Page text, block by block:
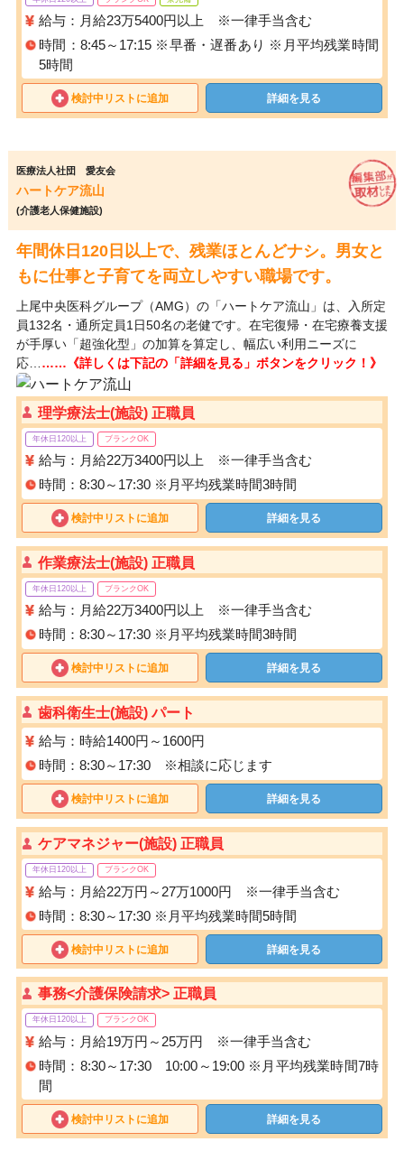
給与：月給23万5400円以上 ※一律手当含む
時間：8:45～17:15 ※早番・遅番あり ※月平均残業時間
5時間
検討中リストに追加 詳細を見る
医療法人社団 愛友会
ハートケア流山
(介護老人保健施設)
年間休日120日以上で、残業ほとんどナシ。男女と
もに仕事と子育てを両立しやすい職場です。
上尾中央医科グループ（AMG）の「ハートケア流山」は、入所定
員132名・通所定員1日50名の老健です。在宅復帰・在宅療養支援
が手厚い「超強化型」の加算を算定し、幅広い利用ニーズに
応… ……《詳しくは下記の「詳細を見る」ボタンをクリック！》
理学療法士(施設) 正職員
年休日120以上 ブランクOK
給与：月給22万3400円以上 ※一律手当含む
時間：8:30～17:30 ※月平均残業時間3時間
検討中リストに追加 詳細を見る
作業療法士(施設) 正職員
年休日120以上 ブランクOK
給与：月給22万3400円以上 ※一律手当含む
時間：8:30～17:30 ※月平均残業時間3時間
検討中リストに追加 詳細を見る
歯科衛生士(施設) パート
給与：時給1400円～1600円
時間：8:30～17:30 ※相談に応じます
検討中リストに追加 詳細を見る
ケアマネジャー(施設) 正職員
年休日120以上 ブランクOK
給与：月給22万円～27万1000円 ※一律手当含む
時間：8:30～17:30 ※月平均残業時間5時間
検討中リストに追加 詳細を見る
事務<介護保険請求> 正職員
年休日120以上 ブランクOK
給与：月給19万円～25万円 ※一律手当含む
時間：8:30～17:30 10:00～19:00 ※月平均残業時間7時
間
検討中リストに追加 詳細を見る